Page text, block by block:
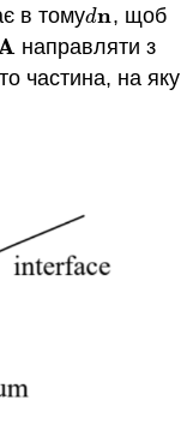
в томуdn
dn, щоб
направляти з
частина, на яку